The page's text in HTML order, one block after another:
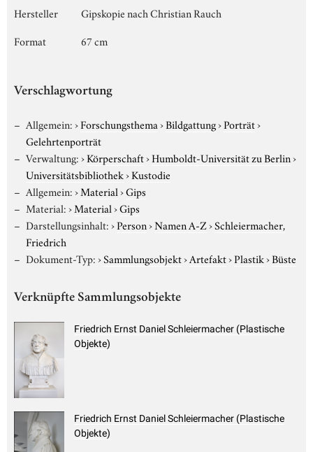
Hersteller
Gipskopie nach Christian Rauch
Format
67 cm
Verschlagwortung
Allgemein:›Forschungsthema›Bildgattung›Porträt›
Gelehrtenporträt
Verwaltung:›Körperschaft›Humboldt-Universität zu Berlin›
Universitätsbibliothek›Kustodie
Allgemein:›Material›Gips
Material:›Material›Gips
Darstellungsinhalt:›Person›Namen A-Z›Schleiermacher,
Friedrich
Dokument-Typ:›Sammlungsobjekt›Artefakt›Plastik›Büste
Verknüpfte Sammlungsobjekte
Friedrich Ernst Daniel Schleiermacher (Plastische
Objekte)
Friedrich Ernst Daniel Schleiermacher (Plastische
Objekte)